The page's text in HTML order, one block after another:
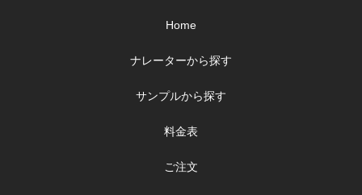
Home
ナレーターから探す
サンプルから探す
料金表
ご注文